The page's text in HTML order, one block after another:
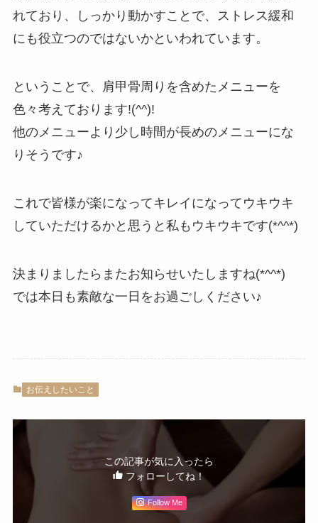
れており、しっかり動かすことで、ストレス緩和
にも役立つのではないかといわれています。
ということで、肩甲骨周りを含めたメニューを
色々考えております!(^^)!
他のメニューより少し時間が長めのメニューにな
りそうです♪
これで皆様が楽になってキレイになってウキウキ
していただけるかと思うと私もウキウキです(*^^*)
決まりましたらまたお知らせいたしますね(*^^*)
では本日も素敵な一日をお過ごしください♪
お伝えしたいこと
この記事が気に入ったら
フォローしてね！
Follow Me